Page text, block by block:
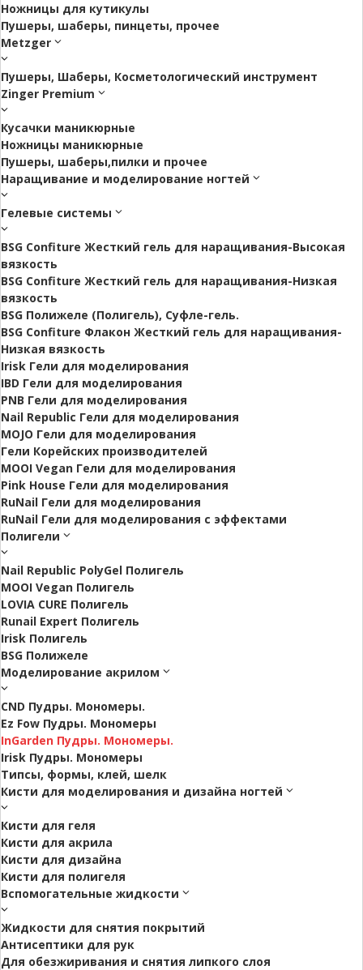
Ножницы для кутикулы
Пушеры, шаберы, пинцеты, прочее
Metzger
Пушеры, Шаберы, Косметологический инструмент
Zinger Premium
Кусачки маникюрные
Ножницы маникюрные
Пушеры, шаберы,пилки и прочее
Наращивание и моделирование ногтей
Гелевые системы
BSG Confiture Жесткий гель для наращивания-Высокая
вязкость
BSG Confiture Жесткий гель для наращивания-Низкая
вязкость
BSG Полижеле (Полигель), Суфле-гель.
BSG Confiture Флакон Жесткий гель для наращивания-
Низкая вязкость
Irisk Гели для моделирования
IBD Гели для моделирования
PNB Гели для моделирования
Nail Republic Гели для моделирования
MOJO Гели для моделирования
Гели Корейских производителей
MOOI Vegan Гели для моделирования
Pink House Гели для моделирования
RuNail Гели для моделирования
RuNail Гели для моделирования с эффектами
Полигели
Nail Republic PolyGel Полигель
MOOI Vegan Полигель
LOVIA CURE Полигель
Runail Expert Полигель
Irisk Полигель
BSG Полижеле
Моделирование акрилом
CND Пудры. Мономеры.
Ez Fow Пудры. Мономеры
InGarden Пудры. Мономеры.
Irisk Пудры. Мономеры
Типсы, формы, клей, шелк
Кисти для моделирования и дизайна ногтей
Кисти для геля
Кисти для акрила
Кисти для дизайна
Кисти для полигеля
Вспомогательные жидкости
Жидкости для снятия покрытий
Антисептики для рук
Для обезжиривания и снятия липкого слоя